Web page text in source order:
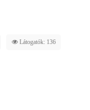
Látogatók: 136